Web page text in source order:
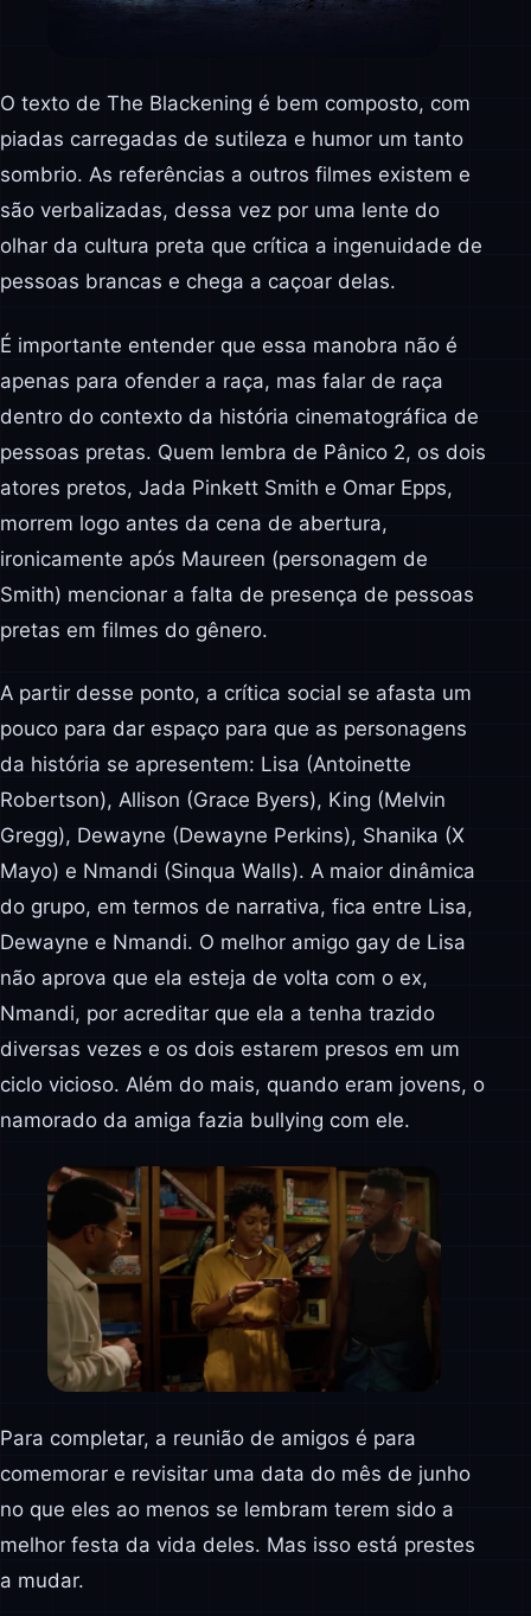
O texto de The Blackening é bem composto, com
piadas carregadas de sutileza e humor um tanto
sombrio. As referências a outros filmes existem e
são verbalizadas, dessa vez por uma lente do
olhar da cultura preta que crítica a ingenuidade de
pessoas brancas e chega a caçoar delas.
É importante entender que essa manobra não é
apenas para ofender a raça, mas falar de raça
dentro do contexto da história cinematográfica de
pessoas pretas. Quem lembra de Pânico 2, os dois
atores pretos, Jada Pinkett Smith e Omar Epps,
morrem logo antes da cena de abertura,
ironicamente após Maureen (personagem de
Smith) mencionar a falta de presença de pessoas
pretas em filmes do gênero.
A partir desse ponto, a crítica social se afasta um
pouco para dar espaço para que as personagens
da história se apresentem: Lisa (Antoinette
Robertson), Allison (Grace Byers), King (Melvin
Gregg), Dewayne (Dewayne Perkins), Shanika (X
Mayo) e Nmandi (Sinqua Walls). A maior dinâmica
do grupo, em termos de narrativa, fica entre Lisa,
Dewayne e Nmandi. O melhor amigo gay de Lisa
não aprova que ela esteja de volta com o ex,
Nmandi, por acreditar que ela a tenha trazido
diversas vezes e os dois estarem presos em um
ciclo vicioso. Além do mais, quando eram jovens, o
namorado da amiga fazia bullying com ele.
Para completar, a reunião de amigos é para
comemorar e revisitar uma data do mês de junho
no que eles ao menos se lembram terem sido a
melhor festa da vida deles. Mas isso está prestes
a mudar.